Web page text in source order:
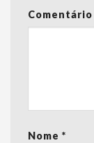
Comentário
Nome *